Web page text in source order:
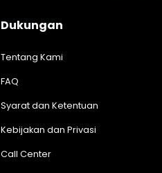
Dukungan
Tentang Kami
FAQ
Syarat dan Ketentuan
Kebijakan dan Privasi
Call Center